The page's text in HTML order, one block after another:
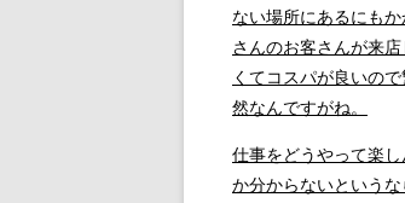
ない場所にあるにもか
さんのお客さんが来
くてコスパが良いの
然なんですがね。
仕事をどうやって楽
か分からないという